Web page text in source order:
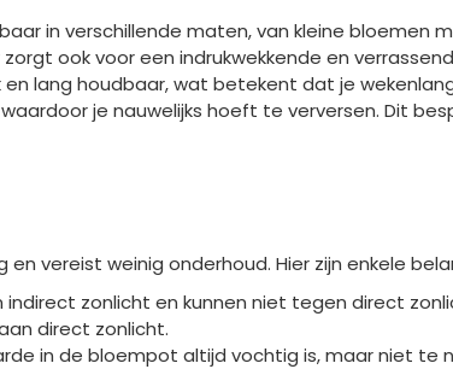
in verschillende maten, van kleine
ook voor een indrukwekkende en
en lang houdbaar, wat betekent dat je
je nauwelijks hoeft te verversen. Dit
en vereist weinig onderhoud. Hier zijn enkele
indirect zonlicht en kunnen niet tegen direct
direct zonlicht.
in de bloempot altijd vochtig is, maar niet